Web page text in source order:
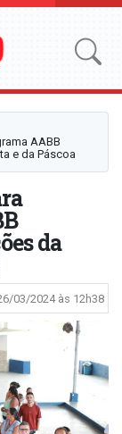
AABB
e da Páscoa
da
03/2024 às 12h38